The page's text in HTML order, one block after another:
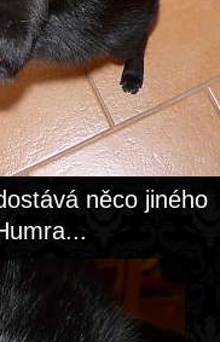
něco jiného